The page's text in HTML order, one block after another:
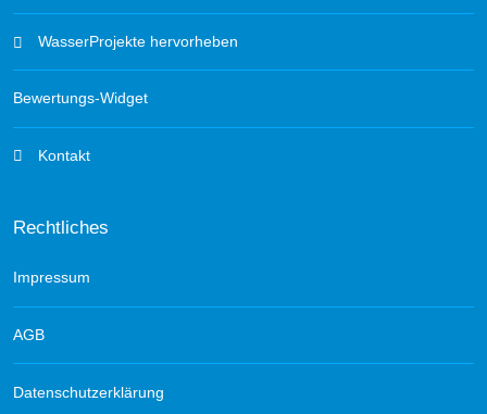
WasserProjekte hervorheben
Bewertungs-Widget
Kontakt
Rechtliches
Impressum
AGB
Datenschutzerklärung